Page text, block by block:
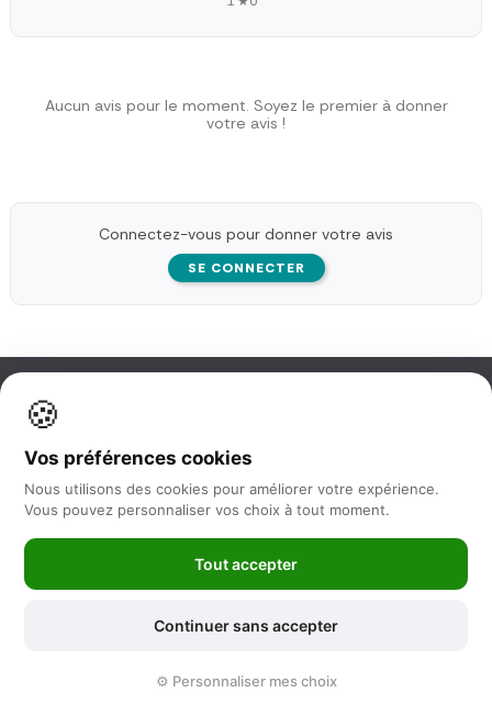
Aucun avis pour le moment. Soyez le premier à donner
votre avis !
Connectez-vous pour donner votre avis
SE CONNECTER
Information
Nos services
Newsletter
Mentions Légales-Conditions générales de vente
🍪
Vos préférences cookies
Nous utilisons des cookies pour améliorer votre expérience.
Vous pouvez personnaliser vos choix à tout moment.
Tout accepter
Continuer sans accepter
⚙️ Personnaliser mes choix